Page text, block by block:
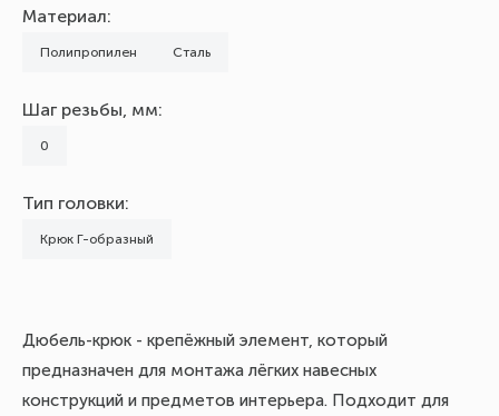
Материал:
Полипропилен Сталь
Шаг резьбы, мм:
0
Тип головки:
Крюк Г-образный
Дюбель-крюк - крепёжный элемент, который
предназначен для монтажа лёгких навесных
конструкций и предметов интерьера. Подходит для